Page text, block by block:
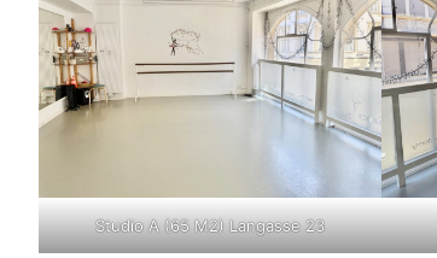
Studio A (65 M2) Langasse 23